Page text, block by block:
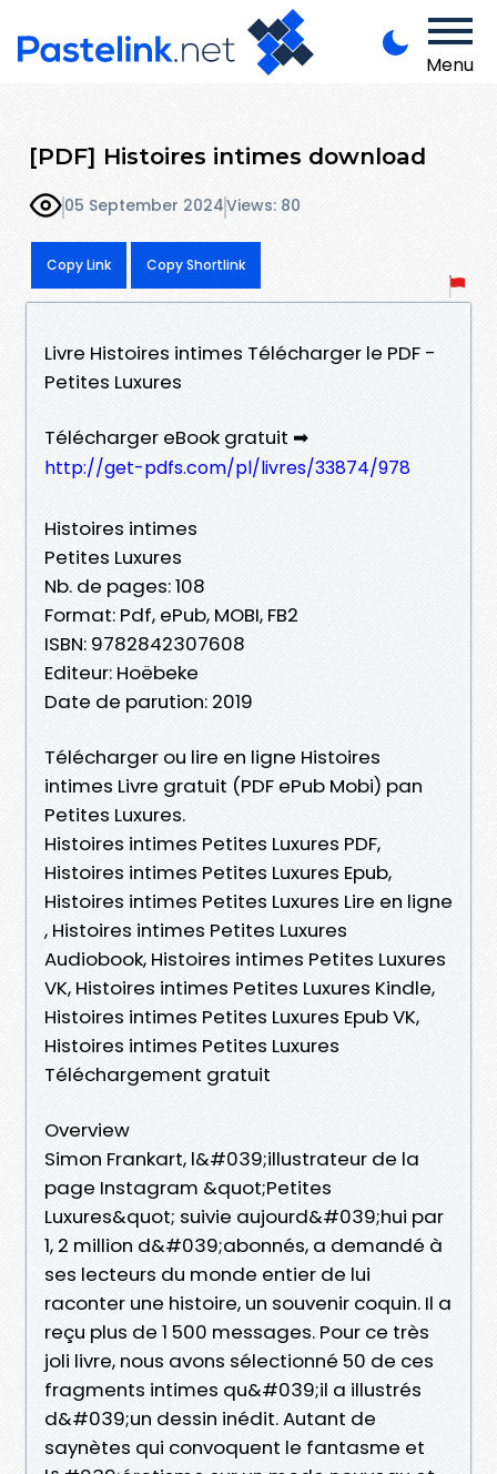
Menu
[PDF] Histoires intimes download
05 September 2024Views: 80
Copy Link Copy Shortlink
Livre Histoires intimes Télécharger le PDF -
Petites Luxures
Télécharger eBook gratuit ➡
http://get-pdfs.com/pl/livres/33874/978
Histoires intimes
Petites Luxures
Nb. de pages: 108
Format: Pdf, ePub, MOBI, FB2
ISBN: 9782842307608
Editeur: Hoëbeke
Date de parution: 2019
Télécharger ou lire en ligne Histoires
intimes Livre gratuit (PDF ePub Mobi) pan
Petites Luxures.
Histoires intimes Petites Luxures PDF,
Histoires intimes Petites Luxures Epub,
Histoires intimes Petites Luxures Lire en ligne
, Histoires intimes Petites Luxures
Audiobook, Histoires intimes Petites Luxures
VK, Histoires intimes Petites Luxures Kindle,
Histoires intimes Petites Luxures Epub VK,
Histoires intimes Petites Luxures
Téléchargement gratuit
Overview
Simon Frankart, l&#039;illustrateur de la
page Instagram &quot;Petites
Luxures&quot; suivie aujourd&#039;hui par
1, 2 million d&#039;abonnés, a demandé à
ses lecteurs du monde entier de lui
raconter une histoire, un souvenir coquin. Il a
reçu plus de 1 500 messages. Pour ce très
joli livre, nous avons sélectionné 50 de ces
fragments intimes qu&#039;il a illustrés
d&#039;un dessin inédit. Autant de
saynètes qui convoquent le fantasme et